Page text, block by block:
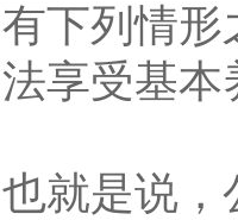
有下列情形
法享受基本
也就是说，